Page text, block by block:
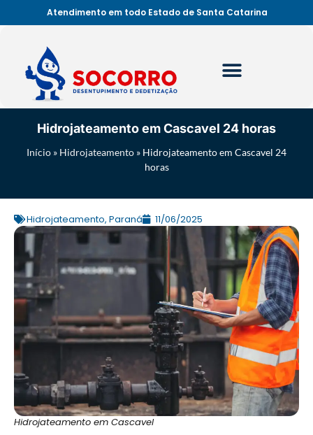
Atendimento em todo Estado de Santa Catarina
Hidrojateamento em Cascavel 24 horas
Início » Hidrojateamento » Hidrojateamento em Cascavel 24
horas
Hidrojateamento, Paraná 11/06/2025
Hidrojateamento em Cascavel